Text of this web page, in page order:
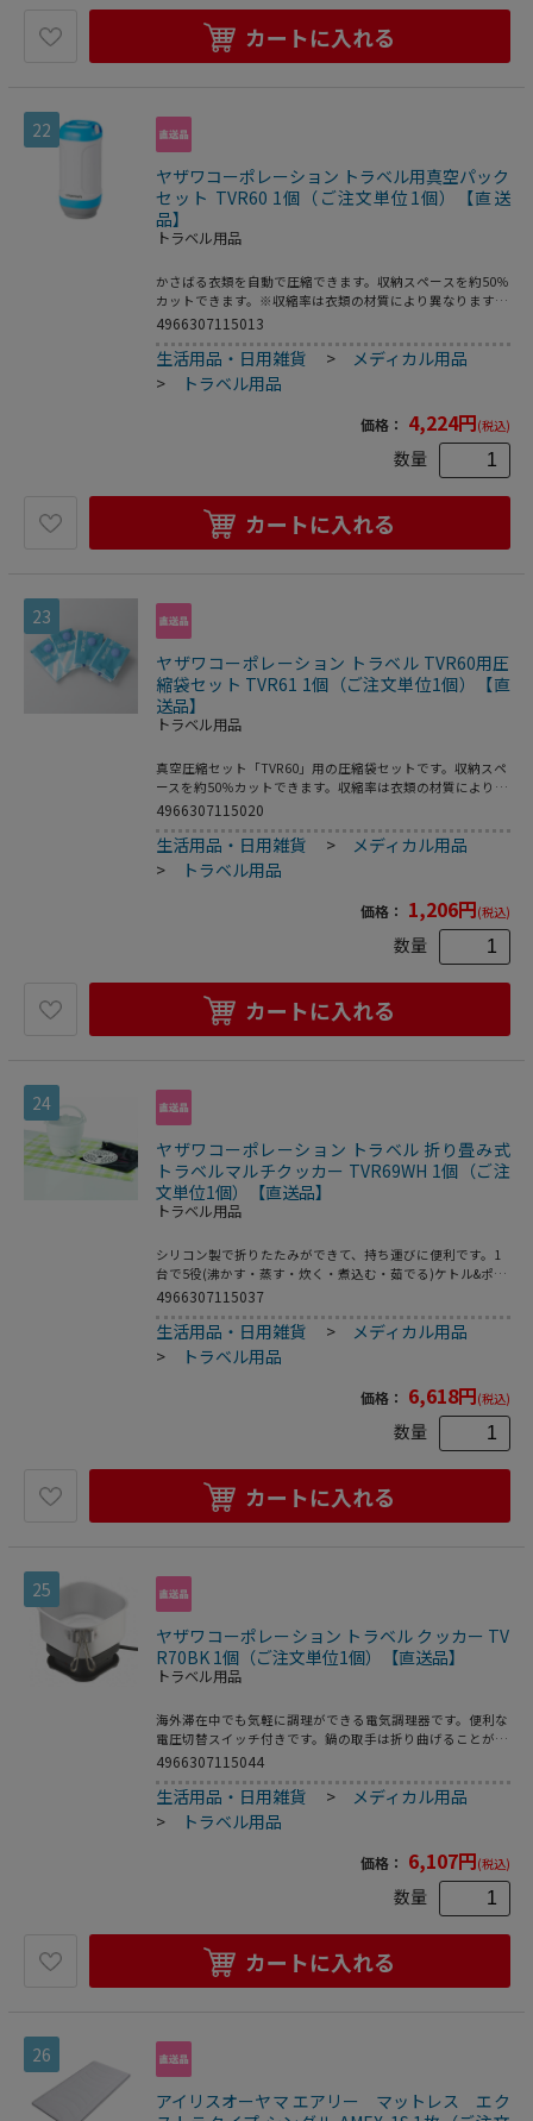
カートに入れる
22
ヤザワコーポレーション トラベル用真空パック
セット TVR60 1個（ご注文単位1個）【直送
品】
トラベル用品
かさばる衣類を自動で圧縮できます。収納スペースを約50％
カットできます。※収縮率は衣類の材質により異なります。
電池式なので持ち運びにも便利です。●電源：単3形乾電池
×3本(別売り)●電池寿命：約50回 ※Mサイズパックをご利
用の場合。電池や使用状況により異なります。●吸引時間の
目安：Mサイズ：2~3分/Lサイズ：3~4分※衣類の材質、量に
よって異なります。●付属品：Mサイズパック×2枚、Lサイ
ズパック×2枚●本体重量：約142g(電池を除く)
4966307115013
生活用品・日用雑貨 > メディカル用品
>
トラベル用品
価格： 4,224円(税込)
数量
カートに入れる
23
ヤザワコーポレーション トラベル TVR60用圧
縮袋セット TVR61 1個（ご注文単位1個）【直
送品】
トラベル用品
真空圧縮セット「TVR60」用の圧縮袋セットです。収納スペ
ースを約50％カットできます。収縮率は衣類の材質により異
なります。本製品をご使用するためには、「TVR60」のご購
入が必要です。●数量：Mサイズパック×2枚/Lサイズパッ
ク×2枚●吸引目安：Mサイズ：2~3分/Lサイズ：3~4分※衣
類の材質、量によって異なります。●本体重量：Mサイズ約
60g(1枚)/Lサイズ：約80g(1枚)
4966307115020
生活用品・日用雑貨 > メディカル用品
>
トラベル用品
価格： 1,206円(税込)
数量
カートに入れる
24
ヤザワコーポレーション トラベル 折り畳み式
トラベルマルチクッカー TVR69WH 1個（ご注
文単位1個）【直送品】
トラベル用品
シリコン製で折りたたみができて、持ち運びに便利です。1
台で5役(沸かす・蒸す・炊く・煮込む・茹でる)ケトル&ポッ
トです。●定格電圧：100V~120V/220V~240V●消費電力：
100~120V：500~720W/220~240V：600~720W●周波数：
50Hz/60Hz●満水容量：920ml●付属品：ふた・蒸し器・電
源コードプラグ(約75cm Aプラグ)・専用ポーチ●コード長：
0.75m●本体重量：約660g(付属品を含む)
4966307115037
生活用品・日用雑貨 > メディカル用品
>
トラベル用品
価格： 6,618円(税込)
数量
カートに入れる
25
ヤザワコーポレーション トラベル クッカー TV
R70BK 1個（ご注文単位1個）【直送品】
トラベル用品
海外滞在中でも気軽に調理ができる電気調理器です。便利な
電圧切替スイッチ付きです。鍋の取手は折り曲げることがで
きるので、専用ポーチにコンパクトに収納できます。専用の
どんぶりとスプーンフォーク付きで食器がなくても安心で
す。●定格電圧：100V~130V/220V~240V●周波数：
50Hz/60Hz●消費電力：100~130V：250W/220~240V：
320~360W●安全装置：温度過昇防止機能(自動復帰式) 温度
ヒューズ●満水容量：約1.3L●コード長：約1m(取り外し不
可)●付属品：どんぶり、ふた、スプーン&フォーク、不織布
収納袋●本体質量：約1000g●カラー：ブラック
4966307115044
生活用品・日用雑貨 > メディカル用品
>
トラベル用品
価格： 6,107円(税込)
数量
カートに入れる
26
アイリスオーヤマ エアリー マットレス エク